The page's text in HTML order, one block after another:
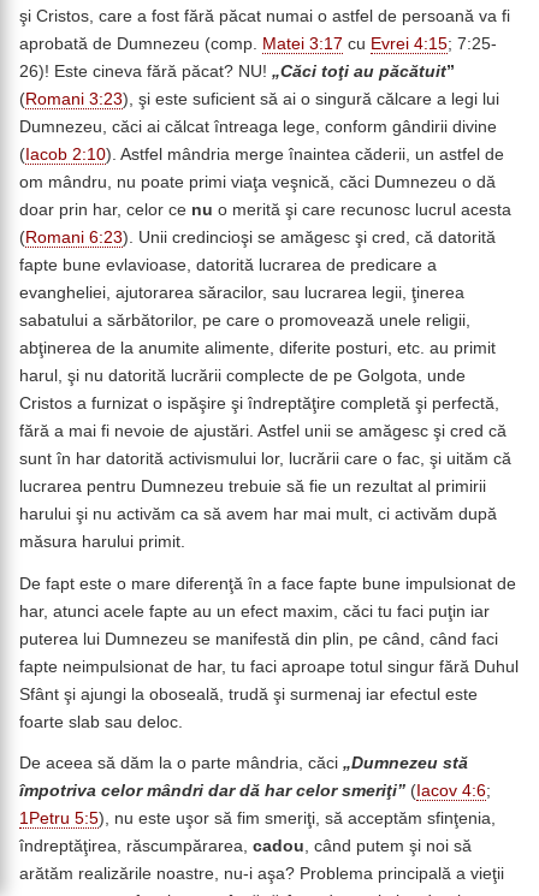
şi Cristos, care a fost fără păcat numai o astfel de persoană va fi
aprobată de Dumnezeu (comp. Matei 3:17 cu Evrei 4:15; 7:25-
26)! Este cineva fără păcat? NU! „Căci toţi au păcătuit”
(Romani 3:23), şi este suficient să ai o singură călcare a legi lui
Dumnezeu, căci ai călcat întreaga lege, conform gândirii divine
( Iacob 2:10). Astfel mândria merge înaintea căderii, un astfel de
om mândru, nu poate primi viaţa veşnică, căci Dumnezeu o dă
doar prin har, celor ce nu o merită şi care recunosc lucrul acesta
(Romani 6:23). Unii credincioşi se amăgesc şi cred, că datorită
fapte bune evlavioase, datorită lucrarea de predicare a
evangheliei, ajutorarea săracilor, sau lucrarea legii, ţinerea
sabatului a sărbătorilor, pe care o promovează unele religii,
abţinerea de la anumite alimente, diferite posturi, etc. au primit
harul, şi nu datorită lucrării complecte de pe Golgota, unde
Cristos a furnizat o ispăşire şi îndreptăţire completă şi perfectă,
fără a mai fi nevoie de ajustări. Astfel unii se amăgesc şi cred că
sunt în har datorită activismului lor, lucrării care o fac, şi uităm că
lucrarea pentru Dumnezeu trebuie să fie un rezultat al primirii
harului şi nu activăm ca să avem har mai mult, ci activăm după
măsura harului primit.
De fapt este o mare diferenţă în a face fapte bune impulsionat de
har, atunci acele fapte au un efect maxim, căci tu faci puţin iar
puterea lui Dumnezeu se manifestă din plin, pe când, când faci
fapte neimpulsionat de har, tu faci aproape totul singur fără Duhul
Sfânt şi ajungi la oboseală, trudă şi surmenaj iar efectul este
foarte slab sau deloc.
De aceea să dăm la o parte mândria, căci „Dumnezeu stă
împotriva celor mândri dar dă har celor smeriţi” ( Iacov 4:6;
1Petru 5:5), nu este uşor să fim smeriţi, să acceptăm sfinţenia,
îndreptăţirea, răscumpărarea, cadou, când putem şi noi să
arătăm realizările noastre, nu-i aşa? Problema principală a vieţii